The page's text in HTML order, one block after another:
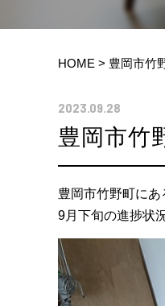
HOME > 豊岡市竹
2023.09.28
豊岡市竹
豊岡市竹野町にあ
9月下旬の進捗状